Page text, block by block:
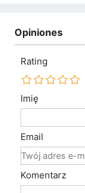
Opiniones
Rating
Imię
Email
Komentarz